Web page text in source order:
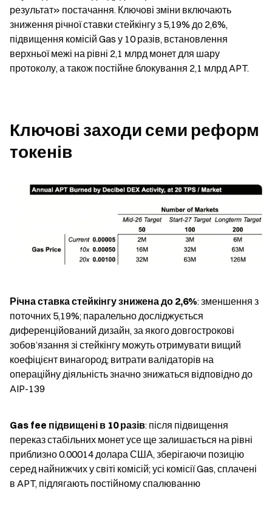
результат» постачання. Ключові зміни включають
зниження річної ставки стейкінгу з 5,19% до 2,6%,
підвищення комісій Gas у 10 разів, встановлення
верхньої межі на рівні 2,1 млрд монет для шару
протоколу, а також постійне блокування 2,1 млрд APT.
Ключові заходи семи реформ
токенів
Річна ставка стейкінгу знижена до 2,6%: зменшення з
поточних 5,19%; паралельно досліджується
диференційований дизайн, за якого довгострокові
зобов’язання зі стейкінгу можуть отримувати вищий
коефіцієнт винагород; витрати валідаторів на
операційну діяльність значно знижаться відповідно до
AIP-139
Gas fee підвищені в 10 разів: після підвищення
переказ стабільних монет усе ще залишається на рівні
приблизно 0.00014 долара США, зберігаючи позицію
серед найнижчих у світі комісій; усі комісії Gas, сплачені
в APT, підлягають постійному спалюванню